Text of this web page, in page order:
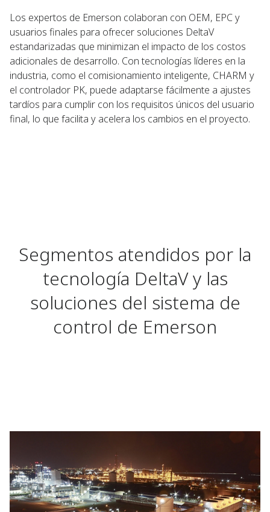
Los expertos de Emerson colaboran con OEM, EPC y
usuarios finales para ofrecer soluciones DeltaV
estandarizadas que minimizan el impacto de los costos
adicionales de desarrollo. Con tecnologías líderes en la
industria, como el comisionamiento inteligente, CHARM y
el controlador PK, puede adaptarse fácilmente a ajustes
tardíos para cumplir con los requisitos únicos del usuario
final, lo que facilita y acelera los cambios en el proyecto.
Segmentos atendidos por la
tecnología DeltaV y las
soluciones del sistema de
control de Emerson